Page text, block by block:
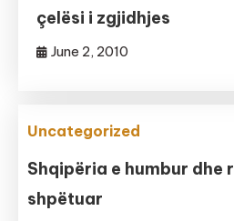
çelësi i zgjidhjes
June 2, 2010
Uncategorized
Shqipëria e humbur dhe
shpëtuar